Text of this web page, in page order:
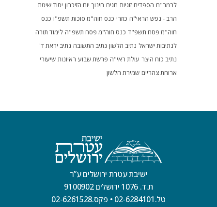
לרמב"ם הספדים זוגיות חגים חינוך יום הזיכרון יסוד שיטת
הרב - נפש הראי"ה כוזרי כנס חוה"מ סוכות תשפ"ו כנס
חוה"מ פסח תשפ"ד כנס חוה"מ פסח תשפ"ה לימוד תורה
לנתיבות ישראל נתיב הלשון נתיב התשובה נתיב יראת ד'
נתיב כוח היצר עולת ראי"ה פרשת שבוע ראיונות שיעורי
ארוחת צהריים שמירת הלשון
ישיבת עטרת ירושלים ע”ר
ת.ד. 1076 ירושלים 9100902
טל.02-6284101
• פקס.02-6261528